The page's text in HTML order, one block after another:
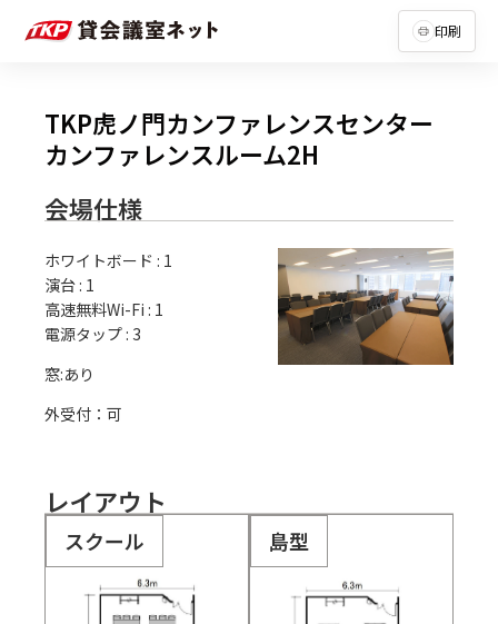
印刷
TKP虎ノ門カンファレンスセンター
カンファレンスルーム2H
会場仕様
ホワイトボード : 1
演台 : 1
高速無料Wi-Fi : 1
電源タップ : 3
外受付：可
レイアウト
スクール 島型